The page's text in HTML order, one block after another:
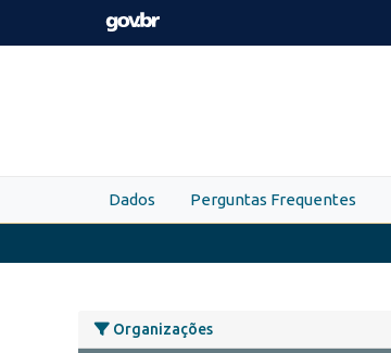
Skip to main content
Dados Perguntas Frequentes
Organizações